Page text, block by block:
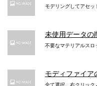
モデリングしてアセッ
未使用データの
不要なマテリアルスロ
モディファイア
全て選択。右クリッ